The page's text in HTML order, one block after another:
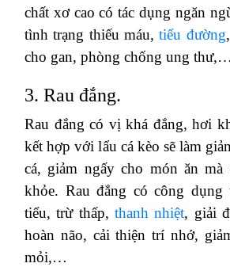
chất xơ cao có tác dụng ngăn
tình trạng thiếu máu, tiểu đường
cho gan, phòng chống ung thư,…
3. Rau đắng.
Rau đắng có vị khá đắng, hơi
kết hợp với lẩu cá kèo sẽ làm
cá, giảm ngấy cho món ăn mà
khỏe. Rau đắng có công
tiểu, trừ thấp, thanh nhiệt, giải
hoàn não, cải thiện trí nhớ,
mỏi,…